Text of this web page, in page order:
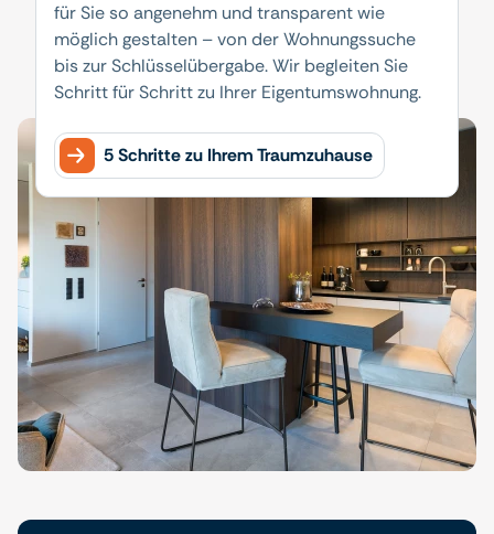
für Sie so angenehm und transparent wie
möglich gestalten – von der Wohnungssuche
bis zur Schlüsselübergabe. Wir begleiten Sie
Schritt für Schritt zu Ihrer Eigentumswohnung.
5 Schritte zu Ihrem Traumzuhause